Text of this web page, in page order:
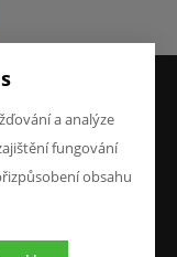
a analýze
fungování
obsahu